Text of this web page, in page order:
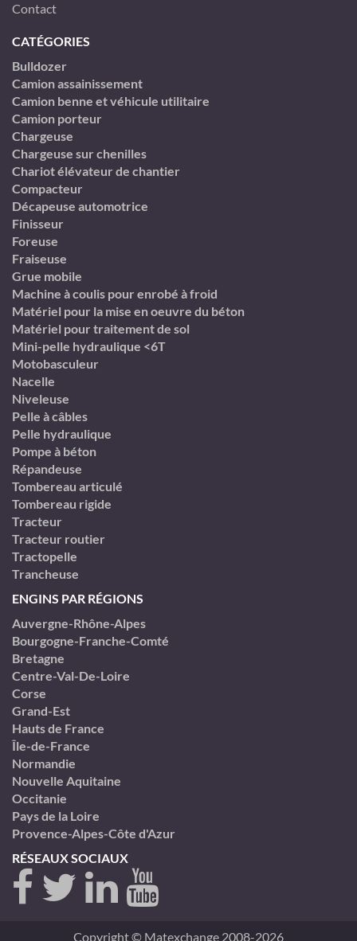
Contact
CATÉGORIES
Bulldozer
Camion assainissement
Camion benne et véhicule utilitaire
Camion porteur
Chargeuse
Chargeuse sur chenilles
Chariot élévateur de chantier
Compacteur
Décapeuse automotrice
Finisseur
Foreuse
Fraiseuse
Grue mobile
Machine à coulis pour enrobé à froid
Matériel pour la mise en oeuvre du béton
Matériel pour traitement de sol
Mini-pelle hydraulique <6T
Motobasculeur
Nacelle
Niveleuse
Pelle à câbles
Pelle hydraulique
Pompe à béton
Répandeuse
Tombereau articulé
Tombereau rigide
Tracteur
Tracteur routier
Tractopelle
Trancheuse
ENGINS PAR RÉGIONS
Auvergne-Rhône-Alpes
Bourgogne-Franche-Comté
Bretagne
Centre-Val-De-Loire
Corse
Grand-Est
Hauts de France
Île-de-France
Normandie
Nouvelle Aquitaine
Occitanie
Pays de la Loire
Provence-Alpes-Côte d'Azur
RÉSEAUX SOCIAUX
Copyright © Matexchange 2008-2026